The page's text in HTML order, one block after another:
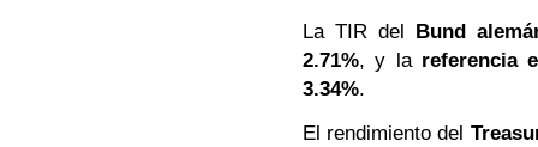
La TIR del Bund
2.71%, y la referencia
3.34%.
El rendimiento del